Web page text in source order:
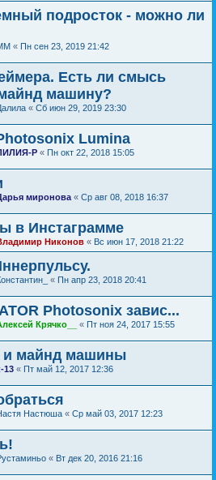
подросток - можно ли
« Пн сен 23, 2019 21:42
Есть ли смысь
машину?
« Сб июн 29, 2019 23:30
Lumina
Р « Пн окт 22, 2018 15:05
миронова « Ср авг 08, 2018 16:37
в Инстаграмме
Никонов « Вс июн 17, 2018 21:22
« Пн апр 23, 2018 20:41
Photosonix завис...
Крячко__ « Пт ноя 24, 2017 15:55
и майнд машины
13 « Пт май 12, 2017 12:36
Настюша « Ср май 03, 2017 12:23
« Вт дек 20, 2016 21:16